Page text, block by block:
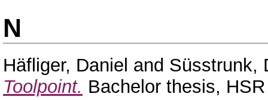
N
Häfliger, Daniel and Süsstrunk,
Toolpoint. Bachelor thesis,